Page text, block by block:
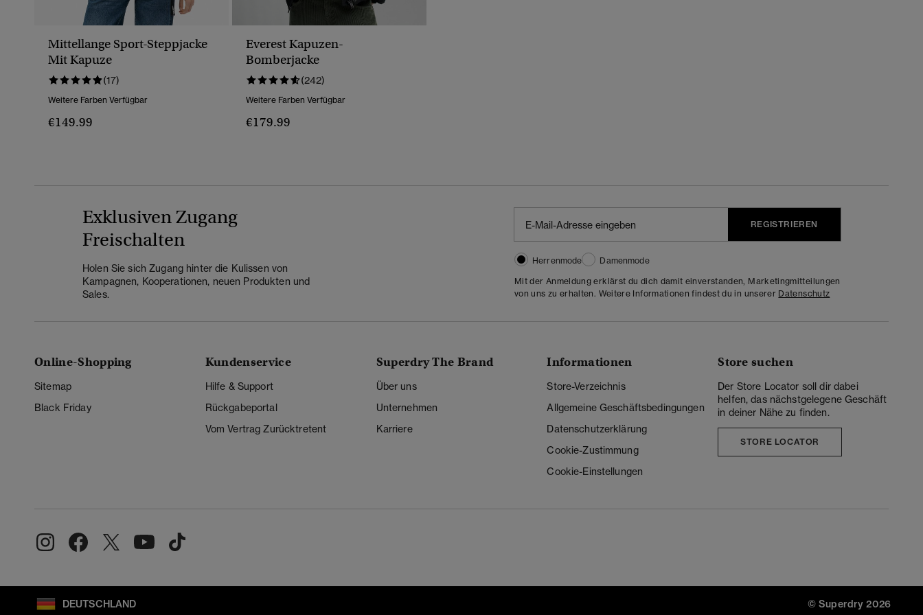
Mittellange Sport-Steppjacke
Mit Kapuze
(17)
Weitere Farben Verfügbar
€149.99
Everest Kapuzen-
Bomberjacke
(242)
Weitere Farben Verfügbar
€179.99
Exklusiven Zugang
Freischalten
Holen Sie sich Zugang hinter die Kulissen von
Kampagnen, Kooperationen, neuen Produkten und
Sales.
REGISTRIEREN
Herrenmode
Damenmode
Mit der Anmeldung erklärst du dich damit einverstanden, Marketingmitteilungen
von uns zu erhalten. Weitere Informationen findest du in unserer Datenschutz
Online-Shopping
Sitemap
Black Friday
Kundenservice
Hilfe & Support
Rückgabeportal
Vom Vertrag Zurücktretent
Superdry The Brand
Über uns
Unternehmen
Karriere
Informationen
Store-Verzeichnis
Allgemeine Geschäftsbedingungen
Datenschutzerklärung
Cookie-Zustimmung
Cookie-Einstellungen
Store suchen
Der Store Locator soll dir dabei
helfen, das nächstgelegene Geschäft
in deiner Nähe zu finden.
STORE LOCATOR
DEUTSCHLAND © Superdry 2026